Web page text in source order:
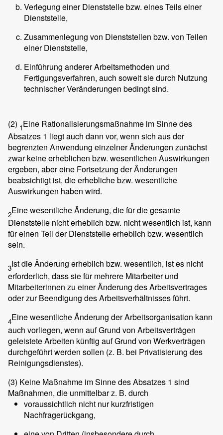
Verlegung einer Dienststelle bzw. eines Teils einer
Dienststelle,
Zusammenlegung von Dienststellen bzw. von Teilen
einer Dienststelle,
Einführung anderer Arbeitsmethoden und
Fertigungsverfahren, auch soweit sie durch Nutzung
technischer Veränderungen bedingt sind.
(2) 1Eine Rationalisierungsmaßnahme im Sinne des
Absatzes 1 liegt auch dann vor, wenn sich aus der
begrenzten Anwendung einzelner Änderungen zunächst
zwar keine erheblichen bzw. wesentlichen Auswirkungen
ergeben, aber eine Fortsetzung der Änderungen
beabsichtigt ist, die erhebliche bzw. wesentliche
Auswirkungen haben wird.
2Eine wesentliche Änderung, die für die gesamte
Dienststelle nicht erheblich bzw. nicht wesentlich ist, kann
für einen Teil der Dienststelle erheblich bzw. wesentlich
sein.
3Ist die Änderung erheblich bzw. wesentlich, ist es nicht
erforderlich, dass sie für mehrere Mitarbeiter und
Mitarbeiterinnen zu einer Änderung des Arbeitsvertrages
oder zur Beendigung des Arbeitsverhältnisses führt.
4Eine wesentliche Änderung der Arbeitsorganisation kann
auch vorliegen, wenn auf Grund von Arbeitsverträgen
geleistete Arbeiten künftig auf Grund von Werkverträgen
durchgeführt werden sollen (z. B. bei Privatisierung des
Reinigungsdienstes).
(3) Keine Maßnahme im Sinne des Absatzes 1 sind
Maßnahmen, die unmittelbar z. B. durch
voraussichtlich nicht nur kurzfristigen
Nachfragerückgang,